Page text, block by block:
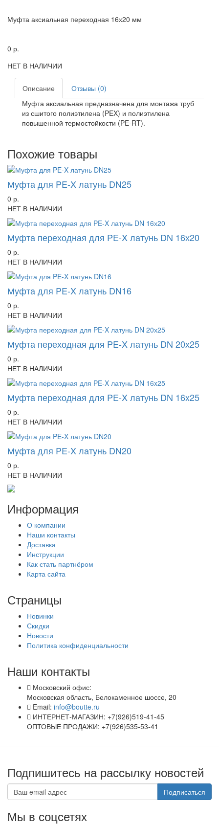
Муфта аксиальная переходная 16х20 мм
0 р.
НЕТ В НАЛИЧИИ
Описание
Отзывы (0)
Муфта аксиальная предназначена для монтажа труб
из сшитого полиэтилена (PEX) и полиэтилена
повышенной термостойкости (PE-RT).
Похожие товары
Муфта для PE-X латунь DN25
0 р.
НЕТ В НАЛИЧИИ
Муфта переходная для PE-X латунь DN 16х20
0 р.
НЕТ В НАЛИЧИИ
Муфта для PE-X латунь DN16
0 р.
НЕТ В НАЛИЧИИ
Муфта переходная для PE-X латунь DN 20х25
0 р.
НЕТ В НАЛИЧИИ
Муфта переходная для PE-X латунь DN 16x25
0 р.
НЕТ В НАЛИЧИИ
Муфта для PE-X латунь DN20
0 р.
НЕТ В НАЛИЧИИ
Информация
О компании
Наши контакты
Доставка
Инструкции
Как стать партнёром
Карта сайта
Страницы
Новинки
Скидки
Новости
Политика конфиденциальности
Наши контакты
Московский офис:
Московская область, Белокаменное шоссе, 20
Email: info@boutte.ru
ИНТЕРНЕТ-МАГАЗИН: +7(926)519-41-45
ОПТОВЫЕ ПРОДАЖИ: +7(926)535-53-41
Подпишитесь на рассылку новостей
Подписаться
Мы в соцсетях